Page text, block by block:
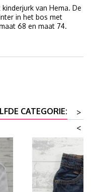
van Hema. De
in het bos met
68 en maat 74.
CATEGORIE:
>
<